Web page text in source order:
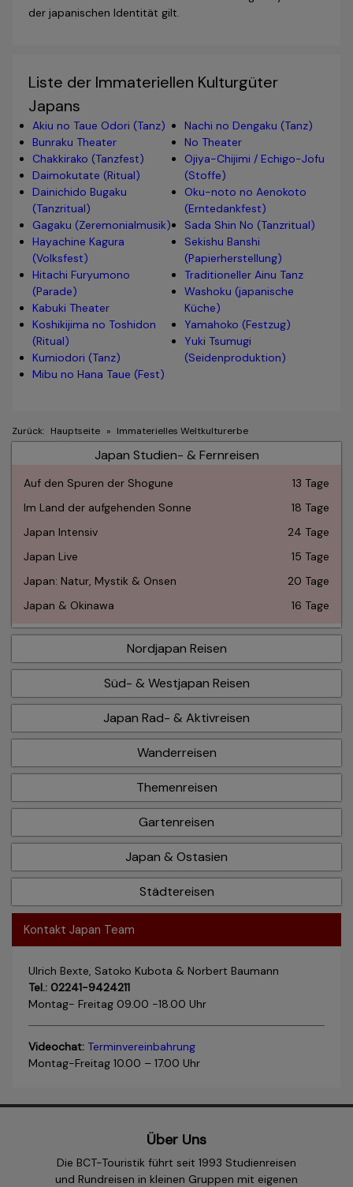
der japanischen Identität gilt.
Liste der Immateriellen Kulturgüter
Japans
Akiu no Taue Odori (Tanz)
Bunraku Theater
Chakkirako (Tanzfest)
Daimokutate (Ritual)
Dainichido Bugaku
(Tanzritual)
Gagaku (Zeremonialmusik)
Hayachine Kagura
(Volksfest)
Hitachi Furyumono
(Parade)
Kabuki Theater
Koshikijima no Toshidon
(Ritual)
Kumiodori (Tanz)
Mibu no Hana Taue (Fest)
Nachi no Dengaku (Tanz)
No Theater
Ojiya-Chijimi / Echigo-Jofu
(Stoffe)
Oku-noto no Aenokoto
(Erntedankfest)
Sada Shin No (Tanzritual)
Sekishu Banshi
(Papierherstellung)
Traditioneller Ainu Tanz
Washoku (japanische
Küche)
Yamahoko (Festzug)
Yuki Tsumugi
(Seidenproduktion)
Zurück: Hauptseite » Immaterielles Weltkulturerbe
Japan Studien- & Fernreisen
Auf den Spuren der Shogune
13 Tage
Im Land der aufgehenden Sonne
18 Tage
Japan Intensiv
24 Tage
Japan Live
15 Tage
Japan: Natur, Mystik & Onsen
20 Tage
Japan & Okinawa
16 Tage
Nordjapan Reisen
Süd- & Westjapan Reisen
Japan Rad- & Aktivreisen
Wanderreisen
Themenreisen
Gartenreisen
Japan & Ostasien
Städtereisen
Kontakt Japan Team
Ulrich Bexte, Satoko Kubota & Norbert Baumann
Tel.: 02241-9424211
Montag- Freitag 09.00 -18.00 Uhr
Videochat: Terminvereinbahrung
Montag-Freitag 10.00 – 17.00 Uhr
Über Uns
Die BCT-Touristik führt seit 1993 Studienreisen
und Rundreisen in kleinen Gruppen mit eigenen